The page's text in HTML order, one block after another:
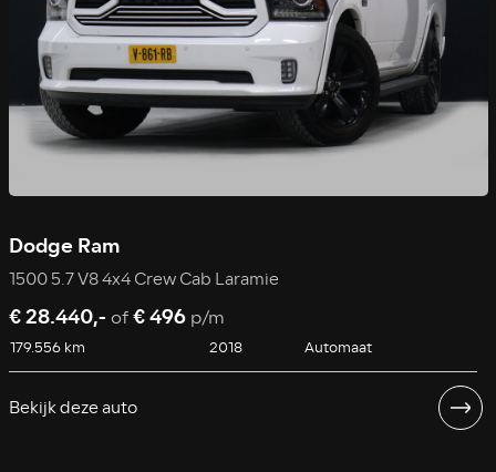
Dodge Ram
1500 5.7 V8 4x4 Crew Cab Laramie
€ 28.440,- of€ 496 p/m
179.556 km 2018 Automaat
Bekijk deze auto